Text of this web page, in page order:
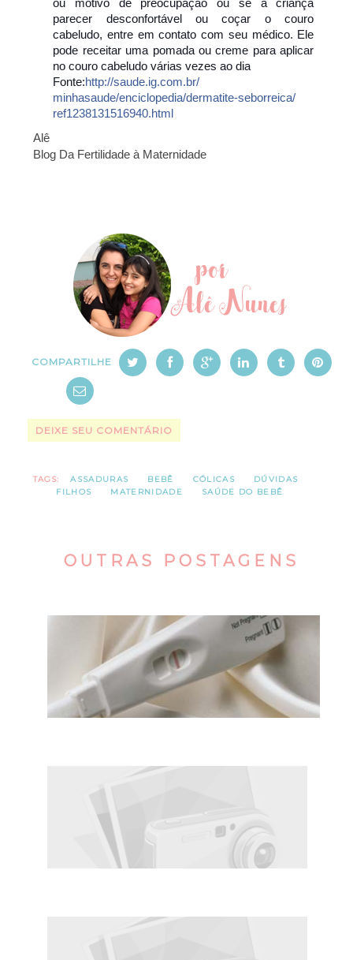
ou motivo de preocupação ou se a criança
parecer desconfortável ou coçar o couro
cabeludo, entre em contato com seu médico. Ele
pode receitar uma pomada ou creme para aplicar
no couro cabeludo várias vezes ao dia
Fonte:http://saude.ig.com.br/
minhasaude/enciclopedia/dermatite-seborreica/
ref1238131516940.html
Alê
Blog Da Fertilidade à Maternidade
COMPARTILHE
DEIXE SEU COMENTÁRIO
TAGS: ASSADURAS BEBÊ CÓLICAS
DÚVIDAS
FILHOS
MATERNIDADE SAÚDE DO BEBÊ
OUTRAS POSTAGENS